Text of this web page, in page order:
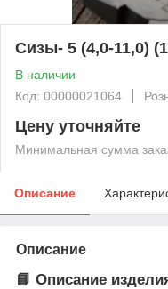
Сизы- 5 (4,0-11,0)
В наличии
Код: 00000021064
Цену уточняйте
Минимальная сумма
Описание
Описание
📘 Описание